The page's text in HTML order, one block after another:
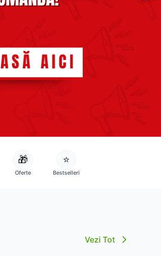
🎁
Oferte
⭐
Bestselleri
Vezi Tot